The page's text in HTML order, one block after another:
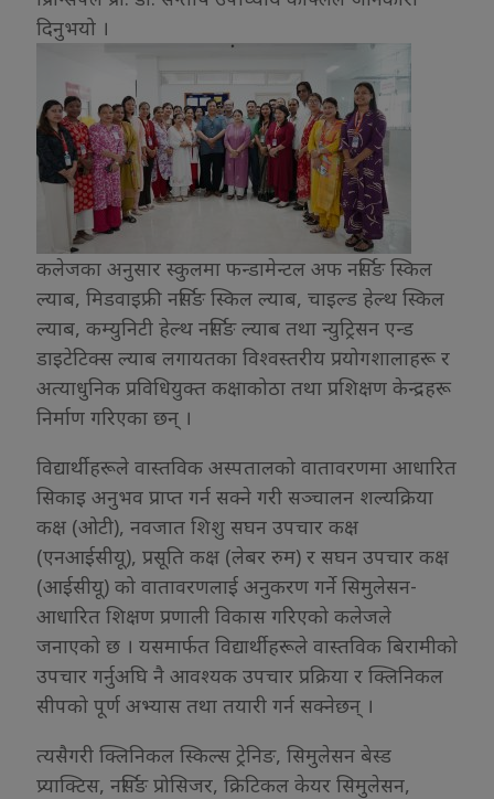
दिनुभयो ।
कलेजका अनुसार स्कुलमा फन्डामेन्टल अफ नर्सिङ स्किल
ल्याब, मिडवाइफ्री नर्सिङ स्किल ल्याब, चाइल्ड हेल्थ स्किल
ल्याब, कम्युनिटी हेल्थ नर्सिङ ल्याब तथा न्युट्रिसन एन्ड
डाइटेटिक्स ल्याब लगायतका विश्वस्तरीय प्रयोगशालाहरू र
अत्याधुनिक प्रविधियुक्त कक्षाकोठा तथा प्रशिक्षण केन्द्रहरू
निर्माण गरिएका छन् ।
विद्यार्थीहरूले वास्तविक अस्पतालको वातावरणमा आधारित
सिकाइ अनुभव प्राप्त गर्न सक्ने गरी सञ्चालन शल्यक्रिया
कक्ष (ओटी), नवजात शिशु सघन उपचार कक्ष
(एनआईसीयू), प्रसूति कक्ष (लेबर रुम) र सघन उपचार कक्ष
(आईसीयू) को वातावरणलाई अनुकरण गर्ने सिमुलेसन-
आधारित शिक्षण प्रणाली विकास गरिएको कलेजले
जनाएको छ । यसमार्फत विद्यार्थीहरूले वास्तविक बिरामीको
उपचार गर्नुअघि नै आवश्यक उपचार प्रक्रिया र क्लिनिकल
सीपको पूर्ण अभ्यास तथा तयारी गर्न सक्नेछन् ।
त्यसैगरी क्लिनिकल स्किल्स ट्रेनिङ, सिमुलेसन बेस्ड
प्र्याक्टिस, नर्सिङ प्रोसिजर, क्रिटिकल केयर सिमुलेसन,